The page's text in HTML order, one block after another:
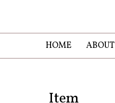
HOME ABOUT
Item